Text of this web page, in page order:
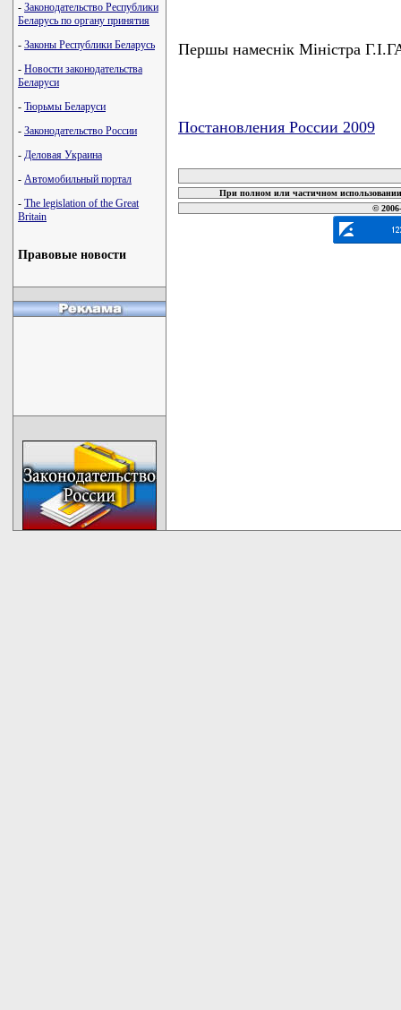
- Законодательство Республики
Беларусь по органу принятия
- Законы Республики Беларусь
- Новости законодательства
Беларуси
- Тюрьмы Беларуси
- Законодательство России
- Деловая Украина
- Автомобильный портал
- The legislation of the Great
Britain
Правовые новости
Першы намеснiк Мiнiстра
Постановления России 2009
При полном или частичном
©